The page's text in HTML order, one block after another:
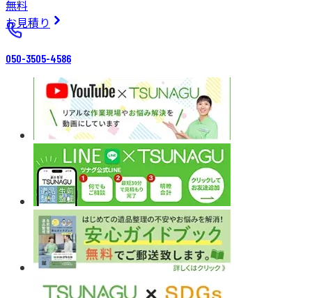
無料
お見積り
050-3505-4586